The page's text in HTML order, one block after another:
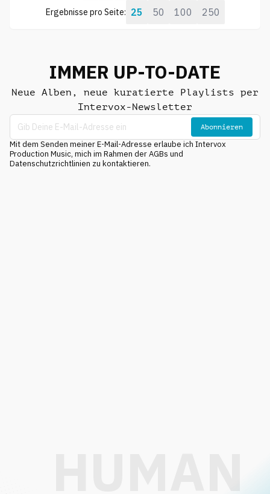
Ergebnisse pro Seite: 25 50 100 250
IMMER UP-TO-DATE
Neue Alben, neue kuratierte Playlists per
Intervox-Newsletter
Abonnieren
Mit dem Senden meiner E-Mail-Adresse erlaube ich Intervox
Production Music, mich im Rahmen der AGBs und
Datenschutzrichtlinien zu kontaktieren.